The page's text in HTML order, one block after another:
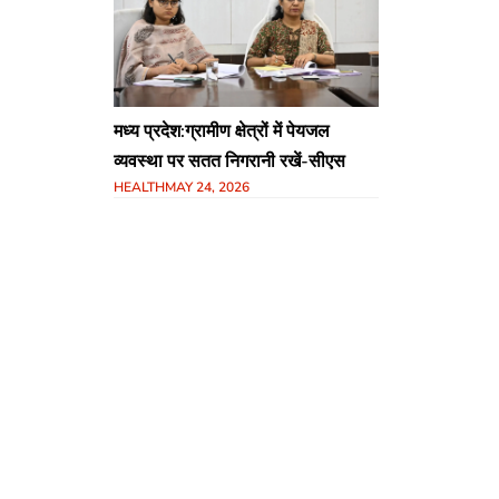
मध्य प्रदेश:ग्रामीण क्षेत्रों में पेयजल
व्यवस्था पर सतत निगरानी रखें-सीएस
HEALTHMAY 24, 2026